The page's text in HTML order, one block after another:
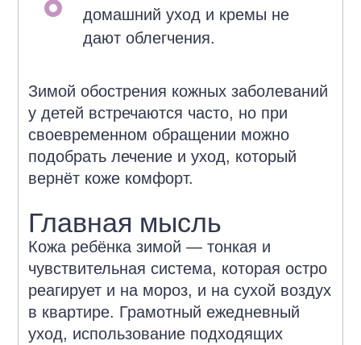
домашний уход и кремы не
дают облегчения.
Зимой обострения кожных заболеваний
у детей встречаются часто, но при
своевременном обращении можно
подобрать лечение и уход, который
вернёт коже комфорт.
Главная мысль
Кожа ребёнка зимой — тонкая и
чувствительная система, которая остро
реагирует и на мороз, и на сухой воздух
в квартире. Грамотный ежедневный
уход, использование подходящих